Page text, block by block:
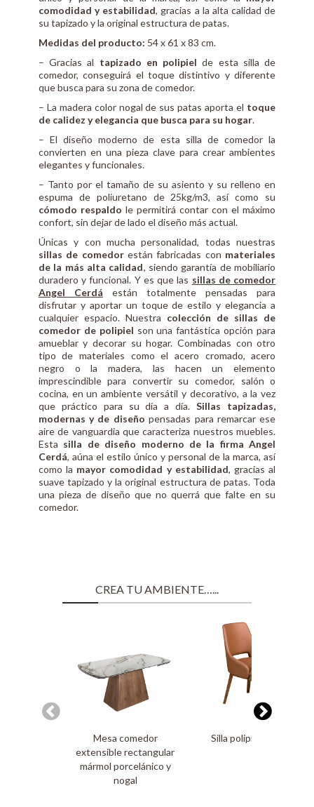
comodidad y estabilidad, gracias a la alta calidad de
su tapizado y la original estructura de patas.
Medidas del producto: 54 x 61 x 83 cm.
– Gracias al tapizado en polipiel de esta silla de
comedor, conseguirá el toque distintivo y diferente
que busca para su zona de comedor.
– La madera color nogal de sus patas aporta el toque
de calidez y elegancia que busca para su hogar.
– El diseño moderno de esta silla de comedor la
convierten en una pieza clave para crear ambientes
elegantes y funcionales.
– Tanto por el tamaño de su asiento y su relleno en
espuma de poliuretano de 25kg/m3, así como su
cómodo respaldo le permitirá contar con el máximo
confort, sin dejar de lado el diseño más actual.
Únicas y con mucha personalidad, todas nuestras
sillas de comedorestán fabricadas con materiales
de la más alta calidad, siendo garantía de mobiliario
duradero y funcional. Y es que las sillas de comedor
Angel Cerdá están totalmente pensadas para
disfrutar y aportar un toque de estilo y elegancia a
cualquier espacio. Nuestra colección de sillas de
comedor de polipiel son una fantástica opción para
amueblar y decorar su hogar. Combinadas con otro
tipo de materiales como el acero cromado, acero
negro o la madera, las hacen un elemento
imprescindible para convertir su comedor, salón o
cocina, en un ambiente versátil y decorativo, a la vez
que práctico para su día a día.Sillas tapizadas,
modernas y de diseño pensadas para remarcar ese
aire de vanguardia que caracteriza nuestros muebles.
Esta silla de diseño moderno de la firma Angel
Cerdá, aúna el estilo único y personal de la marca, así
como la mayor comodidad y estabilidad, gracias al
suave tapizado y la original estructura de patas. Toda
una pieza de diseño que no querrá que falte en su
comedor.
CREA TU AMBIENTE…...
Mesa comedor
extensible rectangular
mármol porcelánico y
nogal
Silla polipiel marrón